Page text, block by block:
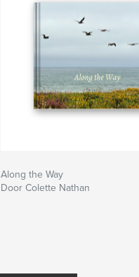
Along the Way
Door Colette Nathan